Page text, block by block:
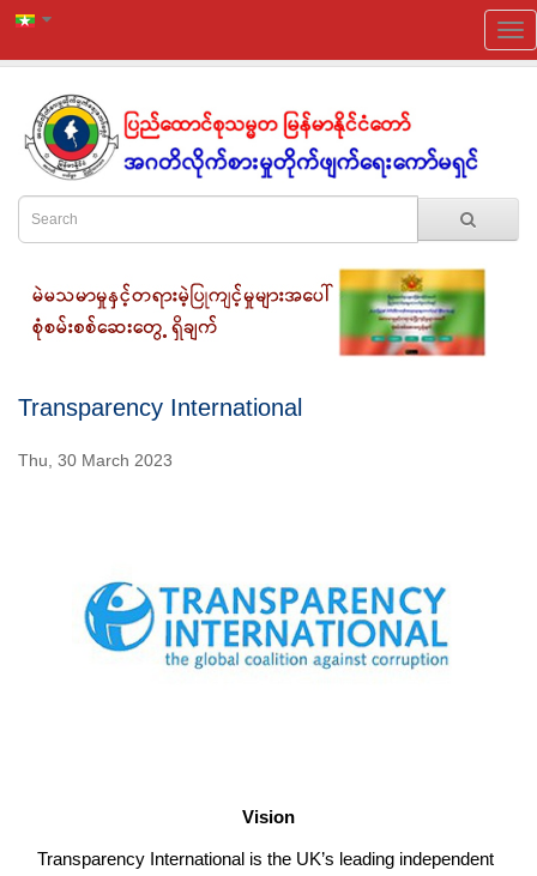
Transparency International
Thu, 30 March 2023
Vision
Transparency International is the UK’s leading independent